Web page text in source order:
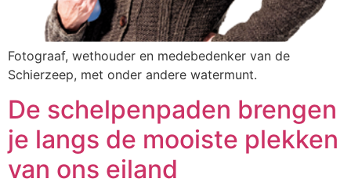
Fotograaf, wethouder en medebedenker van de
Schierzeep, met onder andere watermunt.
De schelpenpaden brengen
je langs de mooiste plekken
van ons eiland